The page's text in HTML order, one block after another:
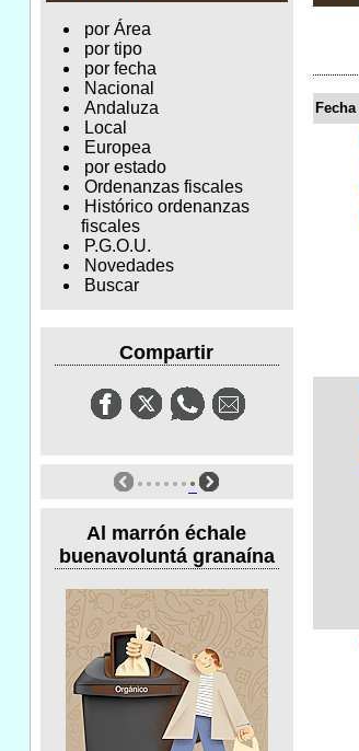
por Área
por tipo
por fecha
Nacional
Andaluza
Local
Europea
por estado
Ordenanzas fiscales
Histórico ordenanzas
fiscales
P.G.O.U.
Novedades
Buscar
Compartir
Al marrón échale
buenavoluntá granaína
Fecha